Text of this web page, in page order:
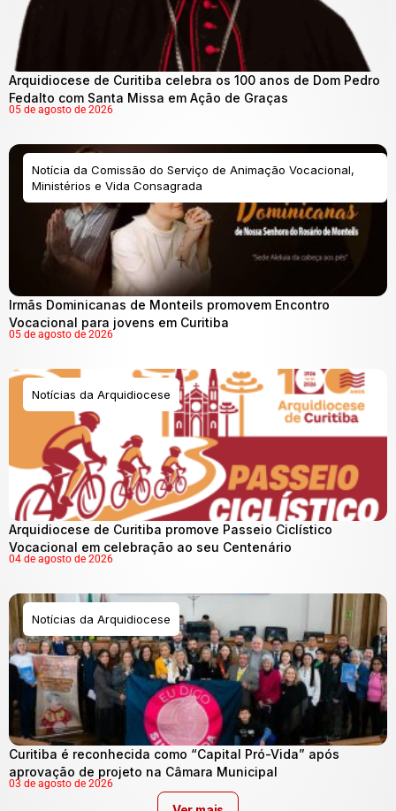
Arquidiocese de Curitiba celebra os 100 anos de Dom Pedro
Fedalto com Santa Missa em Ação de Graças
05 de agosto de 2026
Notícia da Comissão do Serviço de Animação Vocacional,
Ministérios e Vida Consagrada
Irmãs Dominicanas de Monteils promovem Encontro
Vocacional para jovens em Curitiba
05 de agosto de 2026
Notícias da Arquidiocese
Arquidiocese de Curitiba promove Passeio Ciclístico
Vocacional em celebração ao seu Centenário
04 de agosto de 2026
Notícias da Arquidiocese
Curitiba é reconhecida como “Capital Pró-Vida” após
aprovação de projeto na Câmara Municipal
03 de agosto de 2026